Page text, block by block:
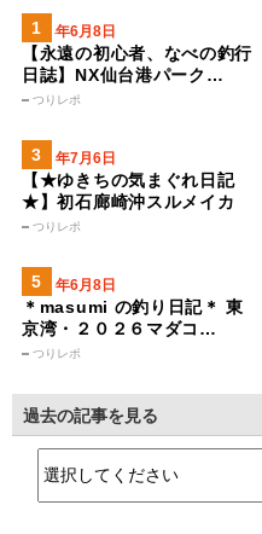
2024年6月8日
【永遠の初心者、なべの釣行
日誌】NX仙台港パーク…
つりレポ
2023年7月6日
【★ゆきちの気まぐれ日記
★】初石廊崎沖スルメイカ
つりレポ
2026年6月8日
＊masumi の釣り日記＊ 東
京湾・２０２６マダコ…
つりレポ
過去の記事を見る